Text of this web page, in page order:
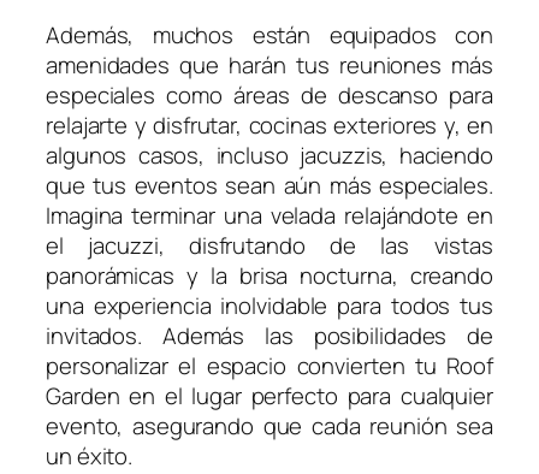
Además, muchos están equipados con
amenidades que harán tus reuniones más
especiales como áreas de descanso para
relajarte y disfrutar, cocinas exteriores y, en
algunos casos, incluso jacuzzis, haciendo
que tus eventos sean aún más especiales.
Imagina terminar una velada relajándote en
el jacuzzi, disfrutando de las vistas
panorámicas y la brisa nocturna, creando
una experiencia inolvidable para todos tus
invitados. Además las posibilidades de
personalizar el espacio convierten tu Roof
Garden en el lugar perfecto para cualquier
evento, asegurando que cada reunión sea
un éxito.